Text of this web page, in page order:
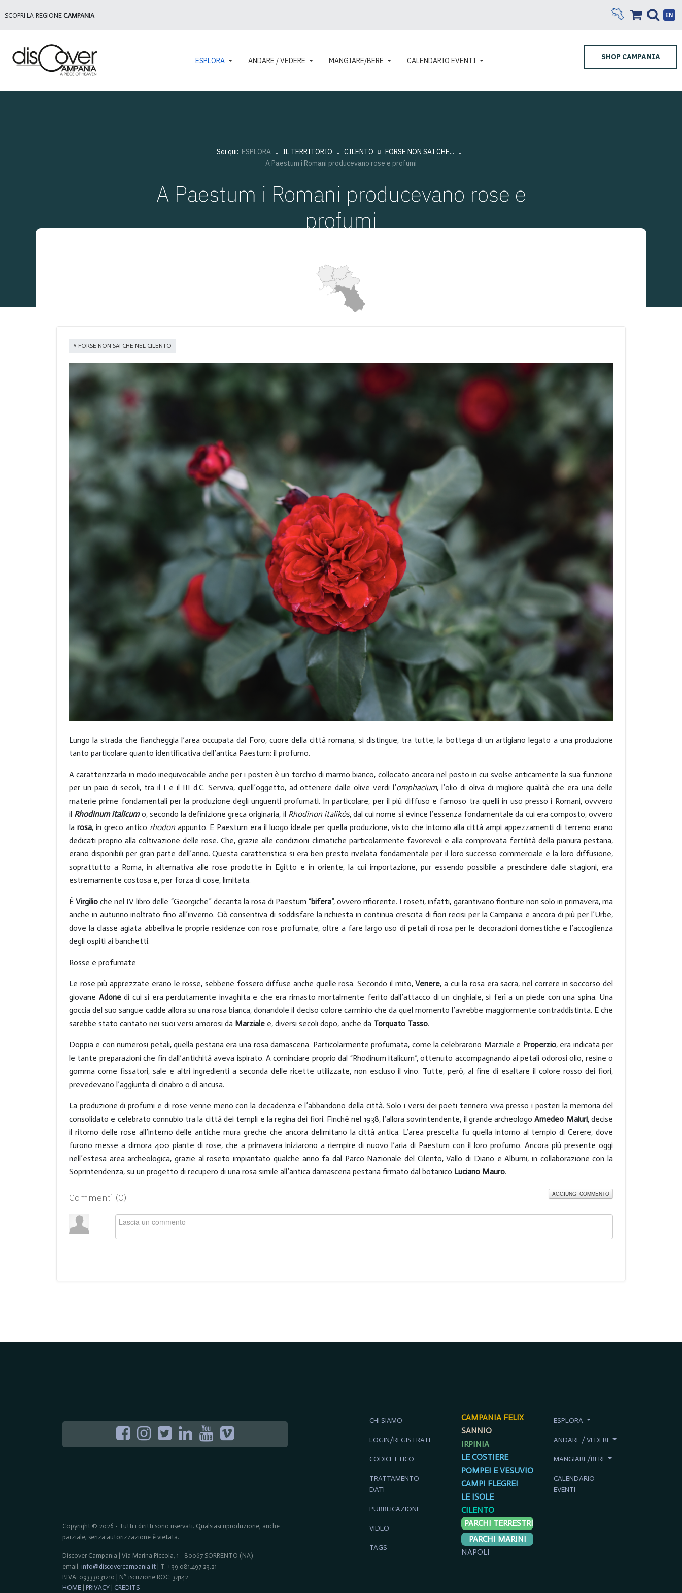
SCOPRI LA REGIONE CAMPANIA EN
ESPLORA ANDARE / VEDERE MANGIARE/BERE CALENDARIO EVENTI SHOP CAMPANIA
Sei qui: ESPLORA IL TERRITORIO CILENTO
FORSE NON SAI CHE...
A Paestum i Romani producevano rose e profumi
A Paestum i Romani producevano rose e
profumi
FORSE NON SAI CHE NEL CILENTO
Lungo la strada che fiancheggia l’area occupata dal Foro, cuore della città romana, si distingue, tra tutte, la bottega di un artigiano legato a una produzione
tanto particolare quanto identificativa dell’antica Paestum: il profumo.
A caratterizzarla in modo inequivocabile anche per i posteri è un torchio di marmo bianco, collocato ancora nel posto in cui svolse anticamente la sua funzione
per un paio di secoli, tra il I e il III d.C. Serviva, quell’oggetto, ad ottenere dalle olive verdi l’omphacium, l’olio di oliva di migliore qualità che era una delle
materie prime fondamentali per la produzione degli unguenti profumati. In particolare, per il più diffuso e famoso tra quelli in uso presso i Romani, ovvvero
il Rhodinum italicumo, secondo la definizione greca originaria, il Rhodinon italikòs, dal cui nome si evince l’essenza fondamentale da cui era composto, ovvero
la rosa, in greco antico rhodonappunto. E Paestum era il luogo ideale per quella produzione, visto che intorno alla città ampi appezzamenti di terreno erano
dedicati proprio alla coltivazione delle rose. Che, grazie alle condizioni climatiche particolarmente favorevoli e alla comprovata fertilità della pianura pestana,
erano disponibili per gran parte dell’anno. Questa caratteristica si era ben presto rivelata fondamentale per il loro successo commerciale e la loro diffusione,
soprattutto a Roma, in alternativa alle rose prodotte in Egitto e in oriente, la cui importazione, pur essendo possibile a prescindere dalle stagioni, era
estremamente costosa e, per forza di cose, limitata.
ÈVirgilio che nel IV libro delle “Georgiche” decanta la rosa di Paestum “bifera”, ovvero rifiorente. I roseti, infatti, garantivano fioriture non solo in primavera, ma
anche in autunno inoltrato fino all’inverno. Ciò consentiva di soddisfare la richiesta in continua crescita di fiori recisi per la Campania e ancora di più per l’Urbe,
dove la classe agiata abbelliva le proprie residenze con rose profumate, oltre a fare largo uso di petali di rosa per le decorazioni domestiche e l’accoglienza
degli ospiti ai banchetti.
Rosse e profumate
Le rose più apprezzate erano le rosse, sebbene fossero diffuse anche quelle rosa. Secondo il mito,Venere, a cui la rosa era sacra, nel correre in soccorso del
giovane Adonedi cui si era perdutamente invaghita e che era rimasto mortalmente ferito dall’attacco di un cinghiale, si ferì a un piede con una spina. Una
goccia del suo sangue cadde allora su una rosa bianca, donandole il deciso colore carminio che da quel momento l’avrebbe maggiormente contraddistinta. E che
sarebbe stato cantato nei suoi versi amorosi da Marziale e, diversi secoli dopo, anche da Torquato Tasso.
Doppia e con numerosi petali, quella pestana era una rosa damascena. Particolarmente profumata, come la celebrarono Marziale e Properzio, era indicata per
le tante preparazioni che fin dall’antichità aveva ispirato. A cominciare proprio dal “Rhodinum italicum”, ottenuto accompagnando ai petali odorosi olio, resine o
gomma come fissatori, sale e altri ingredienti a seconda delle ricette utilizzate, non escluso il vino. Tutte, però, al fine di esaltare il colore rosso dei fiori,
prevedevano l’aggiunta di cinabro o di ancusa.
La produzione di profumi e di rose venne meno con la decadenza e l’abbandono della città. Solo i versi dei poeti tennero viva presso i posteri la memoria del
consolidato e celebrato connubio tra la città dei templi e la regina dei fiori. Finché nel 1938, l’allora sovrintendente, il grande archeologoAmedeo Maiuri, decise
il ritorno delle rose all’interno delle antiche mura greche che ancora delimitano la città antica. L’area prescelta fu quella intorno al tempio di Cerere, dove
furono messe a dimora 400 piante di rose, che a primavera iniziarono a riempire di nuovo l’aria di Paestum con il loro profumo. Ancora più presente oggi
nell’estesa area archeologica, grazie al roseto impiantato qualche anno fa dal Parco Nazionale del Cilento, Vallo di Diano e Alburni, in collaborazione con la
Soprintendenza, su un progetto di recupero di una rosa simile all’antica damascena pestana firmato dal botanico Luciano Mauro.
Commenti (0) AGGIUNGI COMMENTO
Copyright © 2026 - Tutti i diritti sono riservati. Qualsiasi riproduzione, anche
parziale, senza autorizzazione è vietata.
Discover Campania | Via Marina Piccola, 1 - 80067 SORRENTO (NA)
email: info@discovercampania.it | T. +39 081.497.23.21
P.IVA: 09333031210 | N° iscrizione ROC: 34142
HOME
PRIVACY CREDITS
CHI SIAMO
LOGIN/REGISTRATI
CODICE ETICO
TRATTAMENTO
DATI
PUBBLICAZIONI
VIDEO
TAGS
CAMPANIA FELIX
SANNIO
IRPINIA
LE COSTIERE
POMPEI E VESUVIO
CAMPI FLEGREI
LE ISOLE
CILENTO
PARCHI TERRESTRI
PARCHI MARINI
NAPOLI
ESPLORA
ANDARE / VEDERE
MANGIARE/BERE
CALENDARIO
EVENTI